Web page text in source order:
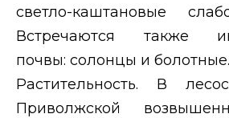
светло-каштановые
Встречаются также
почвы: солонцы и болотные.
Растительность. В
Приволжской